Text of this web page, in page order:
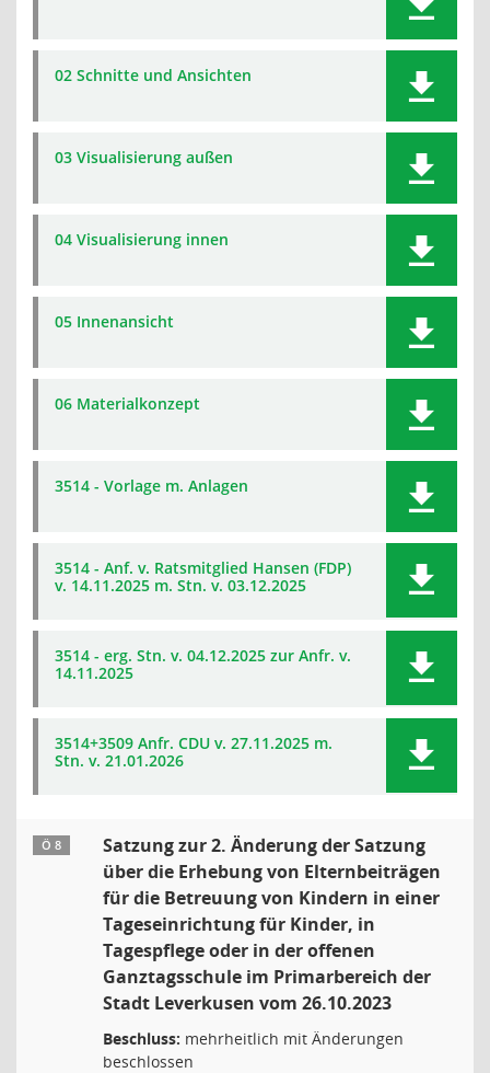
02 Schnitte und Ansichten
03 Visualisierung außen
04 Visualisierung innen
05 Innenansicht
06 Materialkonzept
3514 - Vorlage m. Anlagen
3514 - Anf. v. Ratsmitglied Hansen (FDP)
v. 14.11.2025 m. Stn. v. 03.12.2025
3514 - erg. Stn. v. 04.12.2025 zur Anfr. v.
14.11.2025
3514+3509 Anfr. CDU v. 27.11.2025 m.
Stn. v. 21.01.2026
Ö 8
Satzung zur 2. Änderung der Satzung
über die Erhebung von Elternbeiträgen
für die Betreuung von Kindern in einer
Tageseinrichtung für Kinder, in
Tagespflege oder in der offenen
Ganztagsschule im Primarbereich der
Stadt Leverkusen vom 26.10.2023
Beschluss: mehrheitlich mit Änderungen
beschlossen